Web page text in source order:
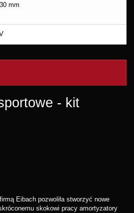
mm
- kit
Eibach pozwoliła stworzyć nowe
skokowi pracy amortyzatory